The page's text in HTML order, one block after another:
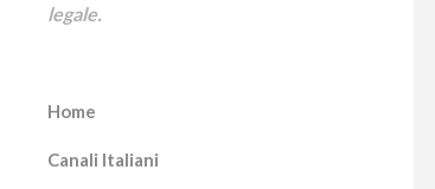
legale.
Home
Canali Italiani